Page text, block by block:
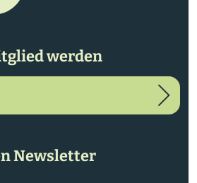
werden
Newsletter